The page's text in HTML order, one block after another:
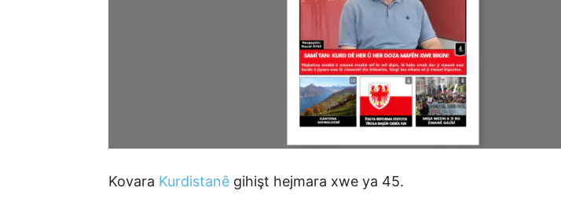
Kovara Kurdistanê gihişt hejmara xwe ya 45.